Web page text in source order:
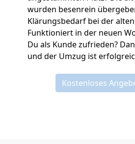
wurden besenrein
Klärungsbedarf bei der
Funktioniert in der neuen
Du als Kunde zufrieden?
und der Umzug ist
Kostenloses